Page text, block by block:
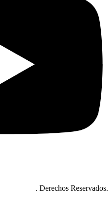
. Derechos Reservados.